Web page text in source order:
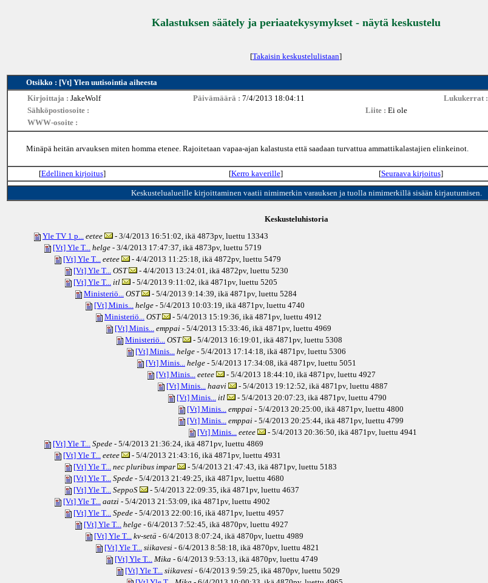
Kalastuksen säätely ja periaatekysymykset - näytä keskustelu
[Takaisin keskustelulistaan]
Otsikko : [Vt] Ylen uutisointia aiheesta
Kirjoittaja : JakeWolf Päivämäärä : 7/4/2013 18:04:11 Lukukerrat :
Sähköpostiosoite :
Liite : Ei ole
WWW-osoite :
Minäpä heitän arvauksen miten homma etenee. Rajoitetaan vapaa-ajan kalastusta että saadaan turvattua ammattikalastajien elinkeinot.
[Edellinen kirjoitus] [Kerro kaverille] [Seuraava kirjoitus]
Keskustelualueille kirjoittaminen vaatii nimimerkin varauksen ja tuolla nimimerkillä sisään kirjautumisen.
Keskusteluhistoria
Yle TV 1 p... eetee - 3/4/2013 16:51:02, ikä 4873pv, luettu 13343
[Vt] Yle T... helge - 3/4/2013 17:47:37, ikä 4873pv, luettu 5719
[Vt] Yle T... eetee - 4/4/2013 11:25:18, ikä 4872pv, luettu 5479
[Vt] Yle T... OST - 4/4/2013 13:24:01, ikä 4872pv, luettu 5230
[Vt] Yle T... itl - 5/4/2013 9:11:02, ikä 4871pv, luettu 5205
Ministeriö... OST - 5/4/2013 9:14:39, ikä 4871pv, luettu 5284
[Vt] Minis... helge - 5/4/2013 10:03:19, ikä 4871pv, luettu 4740
Ministeriö... OST - 5/4/2013 15:19:36, ikä 4871pv, luettu 4912
[Vt] Minis... emppai - 5/4/2013 15:33:46, ikä 4871pv, luettu 4969
Ministeriö... OST - 5/4/2013 16:19:01, ikä 4871pv, luettu 5308
[Vt] Minis... helge - 5/4/2013 17:14:18, ikä 4871pv, luettu 5306
[Vt] Minis... helge - 5/4/2013 17:34:08, ikä 4871pv, luettu 5051
[Vt] Minis... eetee - 5/4/2013 18:44:10, ikä 4871pv, luettu 4927
[Vt] Minis... haavi - 5/4/2013 19:12:52, ikä 4871pv, luettu 4887
[Vt] Minis... itl - 5/4/2013 20:07:23, ikä 4871pv, luettu 4790
[Vt] Minis... emppai - 5/4/2013 20:25:00, ikä 4871pv, luettu 4800
[Vt] Minis... emppai - 5/4/2013 20:25:44, ikä 4871pv, luettu 4799
[Vt] Minis... eetee - 5/4/2013 20:36:50, ikä 4871pv, luettu 4941
[Vt] Yle T... Spede - 5/4/2013 21:36:24, ikä 4871pv, luettu 4869
[Vt] Yle T... eetee - 5/4/2013 21:43:16, ikä 4871pv, luettu 4931
[Vt] Yle T... nec pluribus impar - 5/4/2013 21:47:43, ikä 4871pv, luettu 5183
[Vt] Yle T... Spede - 5/4/2013 21:49:25, ikä 4871pv, luettu 4680
[Vt] Yle T... SeppoS - 5/4/2013 22:09:35, ikä 4871pv, luettu 4637
[Vt] Yle T... aatzi - 5/4/2013 21:53:09, ikä 4871pv, luettu 4902
[Vt] Yle T... Spede - 5/4/2013 22:00:16, ikä 4871pv, luettu 4957
[Vt] Yle T... helge - 6/4/2013 7:52:45, ikä 4870pv, luettu 4927
[Vt] Yle T... kv-setä - 6/4/2013 8:07:24, ikä 4870pv, luettu 4989
[Vt] Yle T... siikavesi - 6/4/2013 8:58:18, ikä 4870pv, luettu 4821
[Vt] Yle T... Mika - 6/4/2013 9:53:13, ikä 4870pv, luettu 4749
[Vt] Yle T... siikavesi - 6/4/2013 9:59:25, ikä 4870pv, luettu 5029